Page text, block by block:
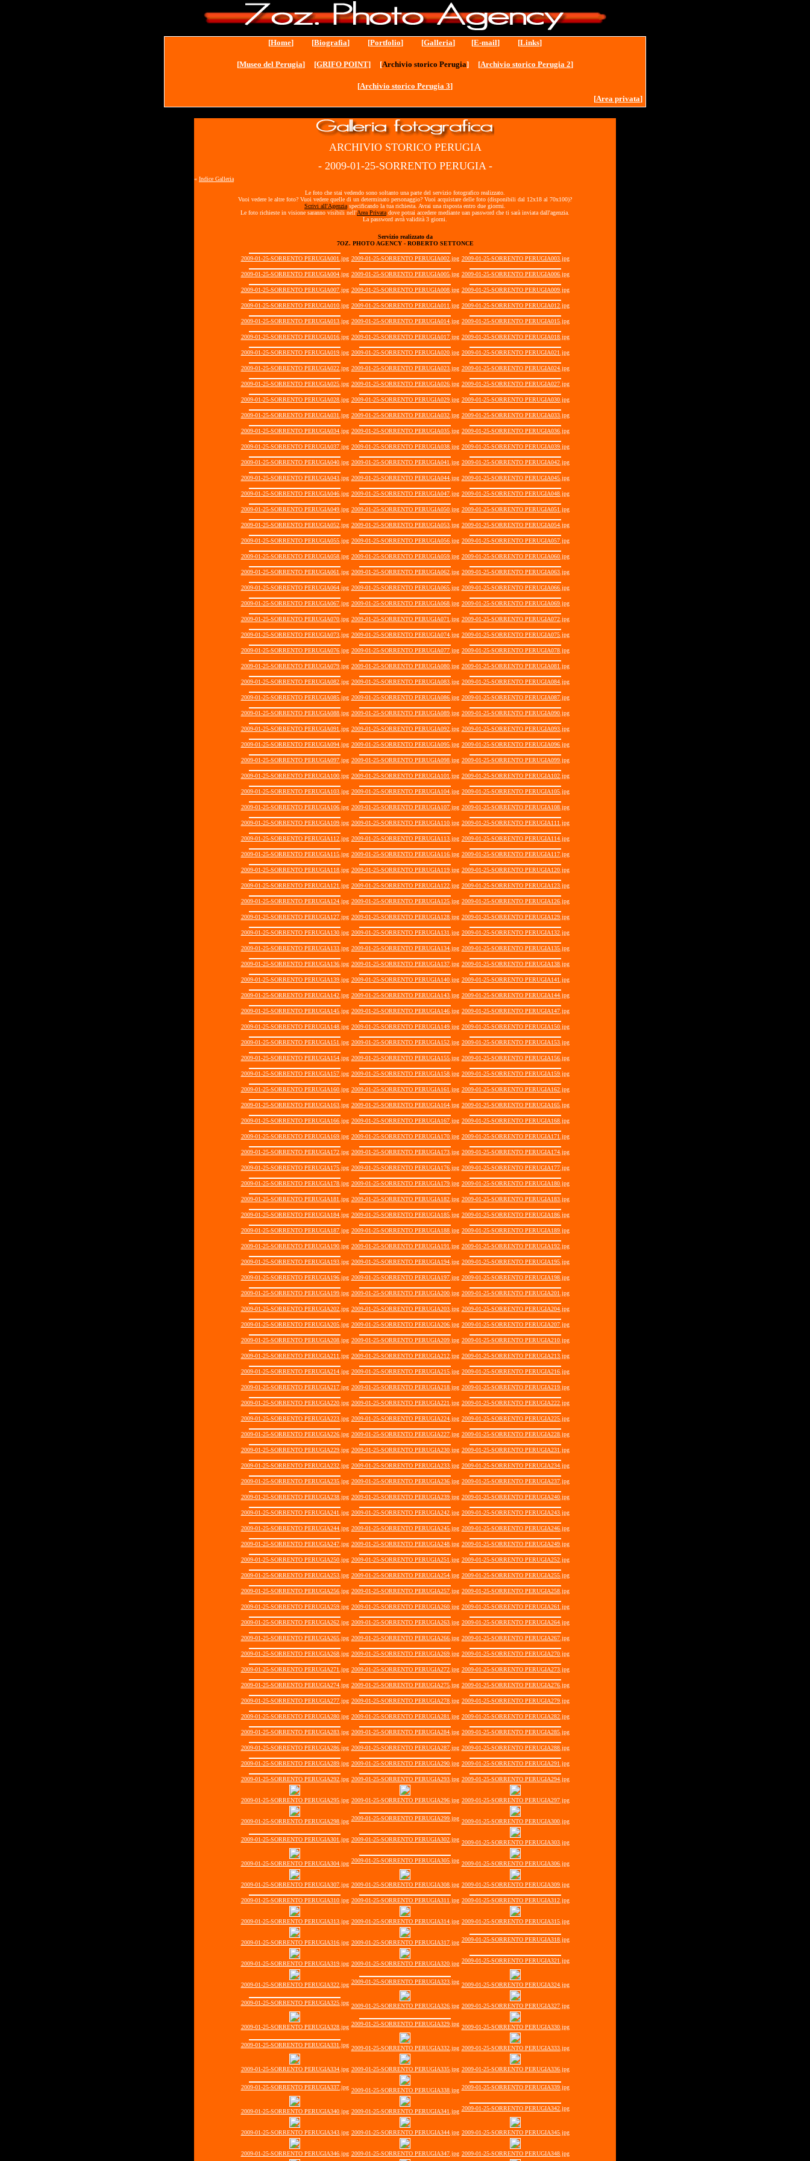
[Home] [Biografia] [Portfolio] [Galleria] [E-mail] [Links]
[Museo del Perugia] [GRIFO POINT] [Archivio storico Perugia] [Archivio storico Perugia 2]
[Archivio storico Perugia 3]
[Area privata]
ARCHIVIO STORICO PERUGIA
- 2009-01-25-SORRENTO PERUGIA -
« Indice Galleria
Le foto che stai vedendo sono soltanto una parte del servizio fotografico realizzato.
Vuoi vedere le altre foto? Vuoi vedere quelle di un determinato personaggio? Vuoi acquistare delle foto (disponibili dal 12x18 al 70x100)?
Scrivi all'Agenzia specificando la tua richiesta. Avrai una risposta entro due giorrni.
Le foto richieste in visione saranno visibili nell'Area Privata dove potrai accedere mediante uan password che ti sarà inviata dall'agenzia.
La password avrà validità 3 giorni.
Servizio realizzato da
7OZ. PHOTO AGENCY - ROBERTO SETTONCE
2009-01-25-SORRENTO PERUGIA001.jpg 2009-01-25-SORRENTO PERUGIA002.jpg 2009-01-25-SORRENTO PERUGIA003.jpg
2009-01-25-SORRENTO PERUGIA004.jpg 2009-01-25-SORRENTO PERUGIA005.jpg 2009-01-25-SORRENTO PERUGIA006.jpg
2009-01-25-SORRENTO PERUGIA007.jpg 2009-01-25-SORRENTO PERUGIA008.jpg 2009-01-25-SORRENTO PERUGIA009.jpg
2009-01-25-SORRENTO PERUGIA010.jpg 2009-01-25-SORRENTO PERUGIA011.jpg 2009-01-25-SORRENTO PERUGIA012.jpg
2009-01-25-SORRENTO PERUGIA013.jpg 2009-01-25-SORRENTO PERUGIA014.jpg 2009-01-25-SORRENTO PERUGIA015.jpg
2009-01-25-SORRENTO PERUGIA016.jpg 2009-01-25-SORRENTO PERUGIA017.jpg 2009-01-25-SORRENTO PERUGIA018.jpg
2009-01-25-SORRENTO PERUGIA019.jpg 2009-01-25-SORRENTO PERUGIA020.jpg 2009-01-25-SORRENTO PERUGIA021.jpg
2009-01-25-SORRENTO PERUGIA022.jpg 2009-01-25-SORRENTO PERUGIA023.jpg 2009-01-25-SORRENTO PERUGIA024.jpg
2009-01-25-SORRENTO PERUGIA025.jpg 2009-01-25-SORRENTO PERUGIA026.jpg 2009-01-25-SORRENTO PERUGIA027.jpg
2009-01-25-SORRENTO PERUGIA028.jpg 2009-01-25-SORRENTO PERUGIA029.jpg 2009-01-25-SORRENTO PERUGIA030.jpg
2009-01-25-SORRENTO PERUGIA031.jpg 2009-01-25-SORRENTO PERUGIA032.jpg 2009-01-25-SORRENTO PERUGIA033.jpg
2009-01-25-SORRENTO PERUGIA034.jpg 2009-01-25-SORRENTO PERUGIA035.jpg 2009-01-25-SORRENTO PERUGIA036.jpg
2009-01-25-SORRENTO PERUGIA037.jpg 2009-01-25-SORRENTO PERUGIA038.jpg 2009-01-25-SORRENTO PERUGIA039.jpg
2009-01-25-SORRENTO PERUGIA040.jpg 2009-01-25-SORRENTO PERUGIA041.jpg 2009-01-25-SORRENTO PERUGIA042.jpg
2009-01-25-SORRENTO PERUGIA043.jpg 2009-01-25-SORRENTO PERUGIA044.jpg 2009-01-25-SORRENTO PERUGIA045.jpg
2009-01-25-SORRENTO PERUGIA046.jpg 2009-01-25-SORRENTO PERUGIA047.jpg 2009-01-25-SORRENTO PERUGIA048.jpg
2009-01-25-SORRENTO PERUGIA049.jpg 2009-01-25-SORRENTO PERUGIA050.jpg 2009-01-25-SORRENTO PERUGIA051.jpg
2009-01-25-SORRENTO PERUGIA052.jpg 2009-01-25-SORRENTO PERUGIA053.jpg 2009-01-25-SORRENTO PERUGIA054.jpg
2009-01-25-SORRENTO PERUGIA055.jpg 2009-01-25-SORRENTO PERUGIA056.jpg 2009-01-25-SORRENTO PERUGIA057.jpg
2009-01-25-SORRENTO PERUGIA058.jpg 2009-01-25-SORRENTO PERUGIA059.jpg 2009-01-25-SORRENTO PERUGIA060.jpg
2009-01-25-SORRENTO PERUGIA061.jpg 2009-01-25-SORRENTO PERUGIA062.jpg 2009-01-25-SORRENTO PERUGIA063.jpg
2009-01-25-SORRENTO PERUGIA064.jpg 2009-01-25-SORRENTO PERUGIA065.jpg 2009-01-25-SORRENTO PERUGIA066.jpg
2009-01-25-SORRENTO PERUGIA067.jpg 2009-01-25-SORRENTO PERUGIA068.jpg 2009-01-25-SORRENTO PERUGIA069.jpg
2009-01-25-SORRENTO PERUGIA070.jpg 2009-01-25-SORRENTO PERUGIA071.jpg 2009-01-25-SORRENTO PERUGIA072.jpg
2009-01-25-SORRENTO PERUGIA073.jpg 2009-01-25-SORRENTO PERUGIA074.jpg 2009-01-25-SORRENTO PERUGIA075.jpg
2009-01-25-SORRENTO PERUGIA076.jpg 2009-01-25-SORRENTO PERUGIA077.jpg 2009-01-25-SORRENTO PERUGIA078.jpg
2009-01-25-SORRENTO PERUGIA079.jpg 2009-01-25-SORRENTO PERUGIA080.jpg 2009-01-25-SORRENTO PERUGIA081.jpg
2009-01-25-SORRENTO PERUGIA082.jpg 2009-01-25-SORRENTO PERUGIA083.jpg 2009-01-25-SORRENTO PERUGIA084.jpg
2009-01-25-SORRENTO PERUGIA085.jpg 2009-01-25-SORRENTO PERUGIA086.jpg 2009-01-25-SORRENTO PERUGIA087.jpg
2009-01-25-SORRENTO PERUGIA088.jpg 2009-01-25-SORRENTO PERUGIA089.jpg 2009-01-25-SORRENTO PERUGIA090.jpg
2009-01-25-SORRENTO PERUGIA091.jpg 2009-01-25-SORRENTO PERUGIA092.jpg 2009-01-25-SORRENTO PERUGIA093.jpg
2009-01-25-SORRENTO PERUGIA094.jpg 2009-01-25-SORRENTO PERUGIA095.jpg 2009-01-25-SORRENTO PERUGIA096.jpg
2009-01-25-SORRENTO PERUGIA097.jpg 2009-01-25-SORRENTO PERUGIA098.jpg 2009-01-25-SORRENTO PERUGIA099.jpg
2009-01-25-SORRENTO PERUGIA100.jpg 2009-01-25-SORRENTO PERUGIA101.jpg 2009-01-25-SORRENTO PERUGIA102.jpg
2009-01-25-SORRENTO PERUGIA103.jpg 2009-01-25-SORRENTO PERUGIA104.jpg 2009-01-25-SORRENTO PERUGIA105.jpg
2009-01-25-SORRENTO PERUGIA106.jpg 2009-01-25-SORRENTO PERUGIA107.jpg 2009-01-25-SORRENTO PERUGIA108.jpg
2009-01-25-SORRENTO PERUGIA109.jpg 2009-01-25-SORRENTO PERUGIA110.jpg 2009-01-25-SORRENTO PERUGIA111.jpg
2009-01-25-SORRENTO PERUGIA112.jpg 2009-01-25-SORRENTO PERUGIA113.jpg 2009-01-25-SORRENTO PERUGIA114.jpg
2009-01-25-SORRENTO PERUGIA115.jpg 2009-01-25-SORRENTO PERUGIA116.jpg 2009-01-25-SORRENTO PERUGIA117.jpg
2009-01-25-SORRENTO PERUGIA118.jpg 2009-01-25-SORRENTO PERUGIA119.jpg 2009-01-25-SORRENTO PERUGIA120.jpg
2009-01-25-SORRENTO PERUGIA121.jpg 2009-01-25-SORRENTO PERUGIA122.jpg 2009-01-25-SORRENTO PERUGIA123.jpg
2009-01-25-SORRENTO PERUGIA124.jpg 2009-01-25-SORRENTO PERUGIA125.jpg 2009-01-25-SORRENTO PERUGIA126.jpg
2009-01-25-SORRENTO PERUGIA127.jpg 2009-01-25-SORRENTO PERUGIA128.jpg 2009-01-25-SORRENTO PERUGIA129.jpg
2009-01-25-SORRENTO PERUGIA130.jpg 2009-01-25-SORRENTO PERUGIA131.jpg 2009-01-25-SORRENTO PERUGIA132.jpg
2009-01-25-SORRENTO PERUGIA133.jpg 2009-01-25-SORRENTO PERUGIA134.jpg 2009-01-25-SORRENTO PERUGIA135.jpg
2009-01-25-SORRENTO PERUGIA136.jpg 2009-01-25-SORRENTO PERUGIA137.jpg 2009-01-25-SORRENTO PERUGIA138.jpg
2009-01-25-SORRENTO PERUGIA139.jpg 2009-01-25-SORRENTO PERUGIA140.jpg 2009-01-25-SORRENTO PERUGIA141.jpg
2009-01-25-SORRENTO PERUGIA142.jpg 2009-01-25-SORRENTO PERUGIA143.jpg 2009-01-25-SORRENTO PERUGIA144.jpg
2009-01-25-SORRENTO PERUGIA145.jpg 2009-01-25-SORRENTO PERUGIA146.jpg 2009-01-25-SORRENTO PERUGIA147.jpg
2009-01-25-SORRENTO PERUGIA148.jpg 2009-01-25-SORRENTO PERUGIA149.jpg 2009-01-25-SORRENTO PERUGIA150.jpg
2009-01-25-SORRENTO PERUGIA151.jpg 2009-01-25-SORRENTO PERUGIA152.jpg 2009-01-25-SORRENTO PERUGIA153.jpg
2009-01-25-SORRENTO PERUGIA154.jpg 2009-01-25-SORRENTO PERUGIA155.jpg 2009-01-25-SORRENTO PERUGIA156.jpg
2009-01-25-SORRENTO PERUGIA157.jpg 2009-01-25-SORRENTO PERUGIA158.jpg 2009-01-25-SORRENTO PERUGIA159.jpg
2009-01-25-SORRENTO PERUGIA160.jpg 2009-01-25-SORRENTO PERUGIA161.jpg 2009-01-25-SORRENTO PERUGIA162.jpg
2009-01-25-SORRENTO PERUGIA163.jpg 2009-01-25-SORRENTO PERUGIA164.jpg 2009-01-25-SORRENTO PERUGIA165.jpg
2009-01-25-SORRENTO PERUGIA166.jpg 2009-01-25-SORRENTO PERUGIA167.jpg 2009-01-25-SORRENTO PERUGIA168.jpg
2009-01-25-SORRENTO PERUGIA169.jpg 2009-01-25-SORRENTO PERUGIA170.jpg 2009-01-25-SORRENTO PERUGIA171.jpg
2009-01-25-SORRENTO PERUGIA172.jpg 2009-01-25-SORRENTO PERUGIA173.jpg 2009-01-25-SORRENTO PERUGIA174.jpg
2009-01-25-SORRENTO PERUGIA175.jpg 2009-01-25-SORRENTO PERUGIA176.jpg 2009-01-25-SORRENTO PERUGIA177.jpg
2009-01-25-SORRENTO PERUGIA178.jpg 2009-01-25-SORRENTO PERUGIA179.jpg 2009-01-25-SORRENTO PERUGIA180.jpg
2009-01-25-SORRENTO PERUGIA181.jpg 2009-01-25-SORRENTO PERUGIA182.jpg 2009-01-25-SORRENTO PERUGIA183.jpg
2009-01-25-SORRENTO PERUGIA184.jpg 2009-01-25-SORRENTO PERUGIA185.jpg 2009-01-25-SORRENTO PERUGIA186.jpg
2009-01-25-SORRENTO PERUGIA187.jpg 2009-01-25-SORRENTO PERUGIA188.jpg 2009-01-25-SORRENTO PERUGIA189.jpg
2009-01-25-SORRENTO PERUGIA190.jpg 2009-01-25-SORRENTO PERUGIA191.jpg 2009-01-25-SORRENTO PERUGIA192.jpg
2009-01-25-SORRENTO PERUGIA193.jpg 2009-01-25-SORRENTO PERUGIA194.jpg 2009-01-25-SORRENTO PERUGIA195.jpg
2009-01-25-SORRENTO PERUGIA196.jpg 2009-01-25-SORRENTO PERUGIA197.jpg 2009-01-25-SORRENTO PERUGIA198.jpg
2009-01-25-SORRENTO PERUGIA199.jpg 2009-01-25-SORRENTO PERUGIA200.jpg 2009-01-25-SORRENTO PERUGIA201.jpg
2009-01-25-SORRENTO PERUGIA202.jpg 2009-01-25-SORRENTO PERUGIA203.jpg 2009-01-25-SORRENTO PERUGIA204.jpg
2009-01-25-SORRENTO PERUGIA205.jpg 2009-01-25-SORRENTO PERUGIA206.jpg 2009-01-25-SORRENTO PERUGIA207.jpg
2009-01-25-SORRENTO PERUGIA208.jpg 2009-01-25-SORRENTO PERUGIA209.jpg 2009-01-25-SORRENTO PERUGIA210.jpg
2009-01-25-SORRENTO PERUGIA211.jpg 2009-01-25-SORRENTO PERUGIA212.jpg 2009-01-25-SORRENTO PERUGIA213.jpg
2009-01-25-SORRENTO PERUGIA214.jpg 2009-01-25-SORRENTO PERUGIA215.jpg 2009-01-25-SORRENTO PERUGIA216.jpg
2009-01-25-SORRENTO PERUGIA217.jpg 2009-01-25-SORRENTO PERUGIA218.jpg 2009-01-25-SORRENTO PERUGIA219.jpg
2009-01-25-SORRENTO PERUGIA220.jpg 2009-01-25-SORRENTO PERUGIA221.jpg 2009-01-25-SORRENTO PERUGIA222.jpg
2009-01-25-SORRENTO PERUGIA223.jpg 2009-01-25-SORRENTO PERUGIA224.jpg 2009-01-25-SORRENTO PERUGIA225.jpg
2009-01-25-SORRENTO PERUGIA226.jpg 2009-01-25-SORRENTO PERUGIA227.jpg 2009-01-25-SORRENTO PERUGIA228.jpg
2009-01-25-SORRENTO PERUGIA229.jpg 2009-01-25-SORRENTO PERUGIA230.jpg 2009-01-25-SORRENTO PERUGIA231.jpg
2009-01-25-SORRENTO PERUGIA232.jpg 2009-01-25-SORRENTO PERUGIA233.jpg 2009-01-25-SORRENTO PERUGIA234.jpg
2009-01-25-SORRENTO PERUGIA235.jpg 2009-01-25-SORRENTO PERUGIA236.jpg 2009-01-25-SORRENTO PERUGIA237.jpg
2009-01-25-SORRENTO PERUGIA238.jpg 2009-01-25-SORRENTO PERUGIA239.jpg 2009-01-25-SORRENTO PERUGIA240.jpg
2009-01-25-SORRENTO PERUGIA241.jpg 2009-01-25-SORRENTO PERUGIA242.jpg 2009-01-25-SORRENTO PERUGIA243.jpg
2009-01-25-SORRENTO PERUGIA244.jpg 2009-01-25-SORRENTO PERUGIA245.jpg 2009-01-25-SORRENTO PERUGIA246.jpg
2009-01-25-SORRENTO PERUGIA247.jpg 2009-01-25-SORRENTO PERUGIA248.jpg 2009-01-25-SORRENTO PERUGIA249.jpg
2009-01-25-SORRENTO PERUGIA250.jpg 2009-01-25-SORRENTO PERUGIA251.jpg 2009-01-25-SORRENTO PERUGIA252.jpg
2009-01-25-SORRENTO PERUGIA253.jpg 2009-01-25-SORRENTO PERUGIA254.jpg 2009-01-25-SORRENTO PERUGIA255.jpg
2009-01-25-SORRENTO PERUGIA256.jpg 2009-01-25-SORRENTO PERUGIA257.jpg 2009-01-25-SORRENTO PERUGIA258.jpg
2009-01-25-SORRENTO PERUGIA259.jpg 2009-01-25-SORRENTO PERUGIA260.jpg 2009-01-25-SORRENTO PERUGIA261.jpg
2009-01-25-SORRENTO PERUGIA262.jpg 2009-01-25-SORRENTO PERUGIA263.jpg 2009-01-25-SORRENTO PERUGIA264.jpg
2009-01-25-SORRENTO PERUGIA265.jpg 2009-01-25-SORRENTO PERUGIA266.jpg 2009-01-25-SORRENTO PERUGIA267.jpg
2009-01-25-SORRENTO PERUGIA268.jpg 2009-01-25-SORRENTO PERUGIA269.jpg 2009-01-25-SORRENTO PERUGIA270.jpg
2009-01-25-SORRENTO PERUGIA271.jpg 2009-01-25-SORRENTO PERUGIA272.jpg 2009-01-25-SORRENTO PERUGIA273.jpg
2009-01-25-SORRENTO PERUGIA274.jpg 2009-01-25-SORRENTO PERUGIA275.jpg 2009-01-25-SORRENTO PERUGIA276.jpg
2009-01-25-SORRENTO PERUGIA277.jpg 2009-01-25-SORRENTO PERUGIA278.jpg 2009-01-25-SORRENTO PERUGIA279.jpg
2009-01-25-SORRENTO PERUGIA280.jpg 2009-01-25-SORRENTO PERUGIA281.jpg 2009-01-25-SORRENTO PERUGIA282.jpg
2009-01-25-SORRENTO PERUGIA283.jpg 2009-01-25-SORRENTO PERUGIA284.jpg 2009-01-25-SORRENTO PERUGIA285.jpg
2009-01-25-SORRENTO PERUGIA286.jpg 2009-01-25-SORRENTO PERUGIA287.jpg 2009-01-25-SORRENTO PERUGIA288.jpg
2009-01-25-SORRENTO PERUGIA289.jpg 2009-01-25-SORRENTO PERUGIA290.jpg 2009-01-25-SORRENTO PERUGIA291.jpg
2009-01-25-SORRENTO PERUGIA292.jpg 2009-01-25-SORRENTO PERUGIA293.jpg 2009-01-25-SORRENTO PERUGIA294.jpg
2009-01-25-SORRENTO PERUGIA295.jpg 2009-01-25-SORRENTO PERUGIA296.jpg 2009-01-25-SORRENTO PERUGIA297.jpg
2009-01-25-SORRENTO PERUGIA298.jpg 2009-01-25-SORRENTO PERUGIA299.jpg 2009-01-25-SORRENTO PERUGIA300.jpg
2009-01-25-SORRENTO PERUGIA301.jpg 2009-01-25-SORRENTO PERUGIA302.jpg 2009-01-25-SORRENTO PERUGIA303.jpg
2009-01-25-SORRENTO PERUGIA304.jpg 2009-01-25-SORRENTO PERUGIA305.jpg 2009-01-25-SORRENTO PERUGIA306.jpg
2009-01-25-SORRENTO PERUGIA307.jpg 2009-01-25-SORRENTO PERUGIA308.jpg 2009-01-25-SORRENTO PERUGIA309.jpg
2009-01-25-SORRENTO PERUGIA310.jpg 2009-01-25-SORRENTO PERUGIA311.jpg 2009-01-25-SORRENTO PERUGIA312.jpg
2009-01-25-SORRENTO PERUGIA313.jpg 2009-01-25-SORRENTO PERUGIA314.jpg 2009-01-25-SORRENTO PERUGIA315.jpg
2009-01-25-SORRENTO PERUGIA316.jpg 2009-01-25-SORRENTO PERUGIA317.jpg 2009-01-25-SORRENTO PERUGIA318.jpg
2009-01-25-SORRENTO PERUGIA319.jpg 2009-01-25-SORRENTO PERUGIA320.jpg 2009-01-25-SORRENTO PERUGIA321.jpg
2009-01-25-SORRENTO PERUGIA322.jpg 2009-01-25-SORRENTO PERUGIA323.jpg 2009-01-25-SORRENTO PERUGIA324.jpg
2009-01-25-SORRENTO PERUGIA325.jpg 2009-01-25-SORRENTO PERUGIA326.jpg 2009-01-25-SORRENTO PERUGIA327.jpg
2009-01-25-SORRENTO PERUGIA328.jpg 2009-01-25-SORRENTO PERUGIA329.jpg 2009-01-25-SORRENTO PERUGIA330.jpg
2009-01-25-SORRENTO PERUGIA331.jpg 2009-01-25-SORRENTO PERUGIA332.jpg 2009-01-25-SORRENTO PERUGIA333.jpg
2009-01-25-SORRENTO PERUGIA334.jpg 2009-01-25-SORRENTO PERUGIA335.jpg 2009-01-25-SORRENTO PERUGIA336.jpg
2009-01-25-SORRENTO PERUGIA337.jpg 2009-01-25-SORRENTO PERUGIA338.jpg 2009-01-25-SORRENTO PERUGIA339.jpg
2009-01-25-SORRENTO PERUGIA340.jpg 2009-01-25-SORRENTO PERUGIA341.jpg 2009-01-25-SORRENTO PERUGIA342.jpg
2009-01-25-SORRENTO PERUGIA343.jpg 2009-01-25-SORRENTO PERUGIA344.jpg 2009-01-25-SORRENTO PERUGIA345.jpg
2009-01-25-SORRENTO PERUGIA346.jpg 2009-01-25-SORRENTO PERUGIA347.jpg 2009-01-25-SORRENTO PERUGIA348.jpg